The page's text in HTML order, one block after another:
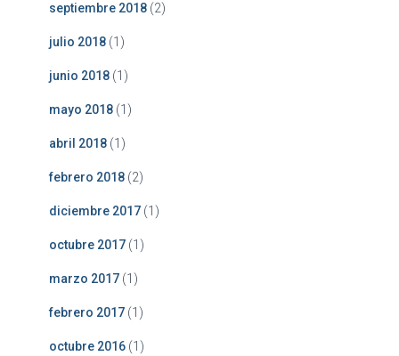
septiembre 2018 (2)
julio 2018 (1)
junio 2018 (1)
mayo 2018 (1)
abril 2018 (1)
febrero 2018 (2)
diciembre 2017 (1)
octubre 2017 (1)
marzo 2017 (1)
febrero 2017 (1)
octubre 2016 (1)